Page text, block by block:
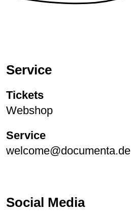
Service
Tickets
Webshop
Service
welcome@documenta.de
Social Media